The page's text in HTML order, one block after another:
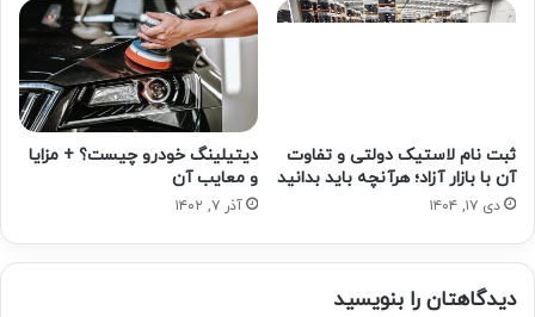
ثبت نام لاستیک دولتی و تفاوت
آن با بازار آزاد؛ هرآنچه باید بدانید
دی ۱۷, ۱۴۰۴
دیتیلینگ خودرو چیست؟ + مزایا
و معایب آن
آذر ۷, ۱۴۰۲
دیدگاهتان را بنویسید